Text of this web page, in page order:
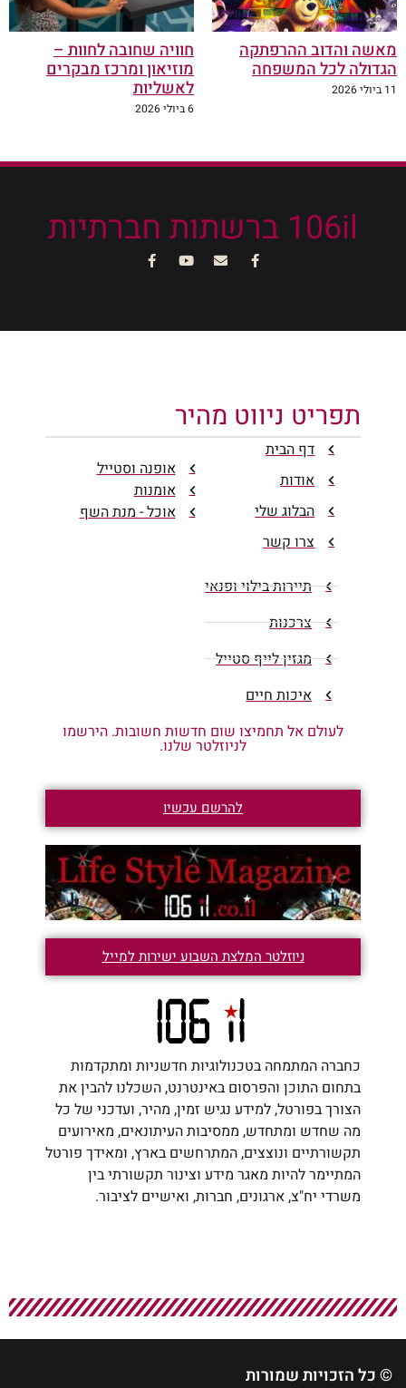
מאשה והדוב ההרפתקה
הגדולה לכל המשפחה
11 ביולי 2026
חוויה שחובה לחוות –
מוזיאון ומרכז מבקרים
לאשליות
6 ביולי 2026
106il ברשתות חברתיות
תפריט ניווט מהיר
דף הבית
אודות
הבלוג שלי
צרו קשר
אופנה וסטייל
אומנות
אוכל - מנת השף
תיירות בילוי ופנאי
צרכנות
מגזין לייף סטייל
איכות חיים
לעולם אל תחמיצו שום חדשות חשובות. הירשמו
לניוזלטר שלנו.
להרשם עכשיו
ניוזלטר המלצת השבוע ישירות למייל
כחברה המתמחה בטכנולוגיות חדשניות ומתקדמות
בתחום התוכן והפרסום באינטרנט, השכלנו להבין את
הצורך בפורטל, למידע נגיש זמין, מהיר, ועדכני של כל
מה שחדש ומתחדש, ממסיבות העיתונאים, מאירועים
תקשורתיים ונוצצים, המתרחשים בארץ, ומאידך פורטל
המתיימר להיות מאגר מידע וצינור תקשורתי בין
משרדי יח"צ, ארגונים, חברות, ואישיים לציבור.
© כל הזכויות שמורות